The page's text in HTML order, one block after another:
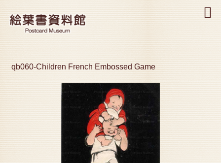
qb060-Children French Embossed Game